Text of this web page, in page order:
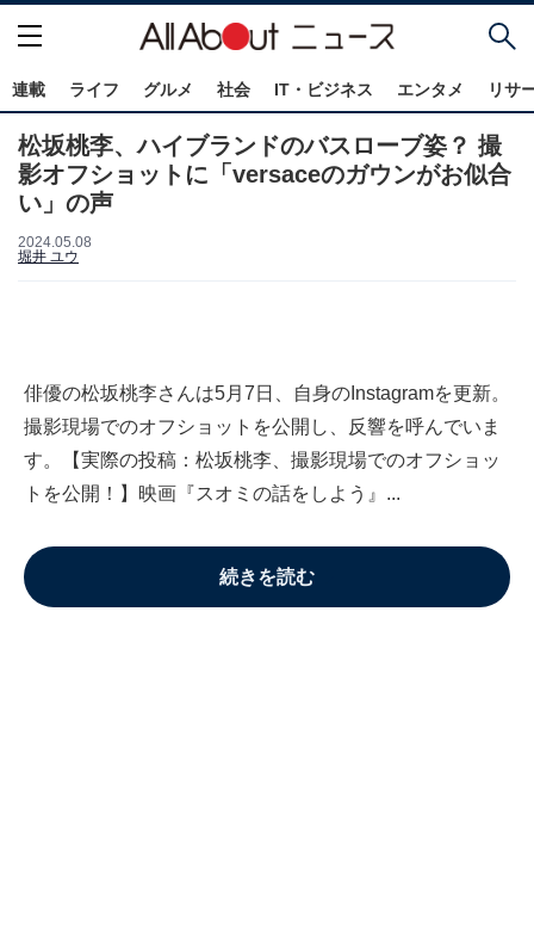
連載 ライフ グルメ 社会 IT・ビジネス エンタメ リサ
松坂桃李、ハイブランドのバスローブ姿？ 撮
影オフショットに「versaceのガウンがお似合
い」の声
2024.05.08
堀井 ユウ
俳優の松坂桃李さんは5月7日、自身のInstagramを更新。
撮影現場でのオフショットを公開し、反響を呼んでいま
す。【実際の投稿：松坂桃李、撮影現場でのオフショッ
トを公開！】映画『スオミの話をしよう』...
続きを読む